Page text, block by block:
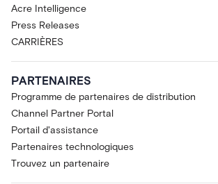
Acre Intelligence
Press Releases
CARRIÈRES
PARTENAIRES
Programme de partenaires de distribution
Channel Partner Portal
Portail d'assistance
Partenaires technologiques
Trouvez un partenaire